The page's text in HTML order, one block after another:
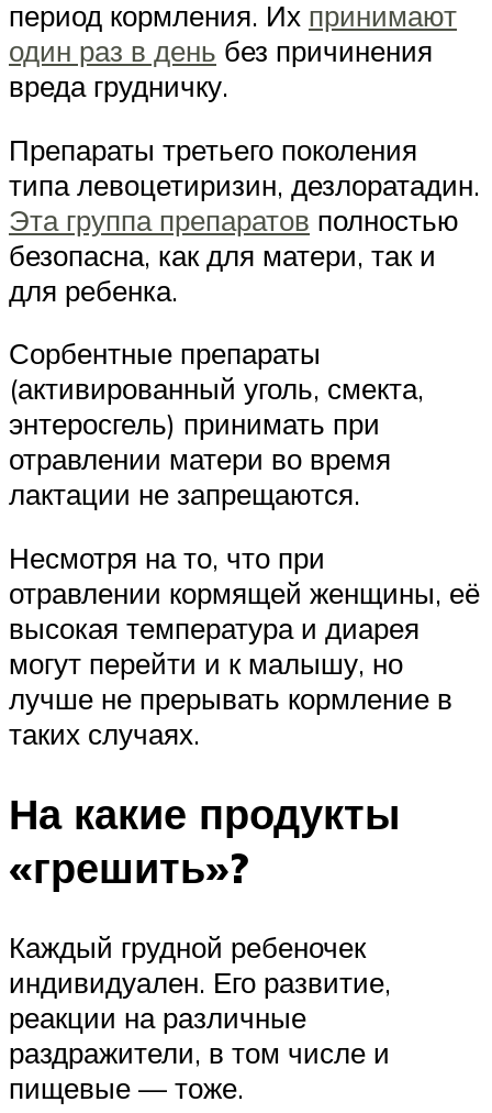
период кормления. Их принимают
один раз в день без причинения
вреда грудничку.
Препараты третьего поколения
типа левоцетиризин, дезлоратадин.
Эта группа препаратов полностью
безопасна, как для матери, так и
для ребенка.
Сорбентные препараты
(активированный уголь, смекта,
энтеросгель) принимать при
отравлении матери во время
лактации не запрещаются.
Несмотря на то, что при
отравлении кормящей женщины, её
высокая температура и диарея
могут перейти и к малышу, но
лучше не прерывать кормление в
таких случаях.
На какие продукты
«грешить»?
Каждый грудной ребеночек
индивидуален. Его развитие,
реакции на различные
раздражители, в том числе и
пищевые — тоже.